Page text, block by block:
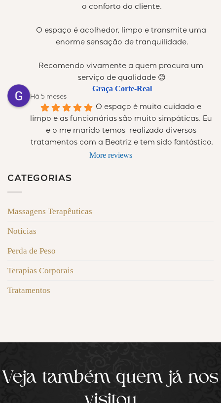
o conforto do cliente.
O espaço é acolhedor, limpo e transmite uma
enorme sensação de tranquilidade.
Recomendo vivamente a quem procura um
serviço de qualidade 😊
Graça Corte-Real
Há 5 meses
O espaço é muito cuidado e
limpo e as funcionárias são muito simpáticas. Eu
e o me marido temos  realizado diversos
tratamentos com a Beatriz e tem sido fantástico.
More reviews
CATEGORIAS
Massagens Terapêuticas
Notícias
Perda de Peso
Terapias Corporais
Tratamentos
Veja também quem já nos